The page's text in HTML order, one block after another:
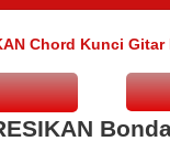
Chord Kunci